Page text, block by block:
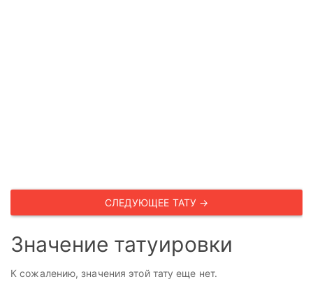
СЛЕДУЮЩЕЕ ТАТУ →
Значение татуировки
К сожалению, значения этой тату еще нет.